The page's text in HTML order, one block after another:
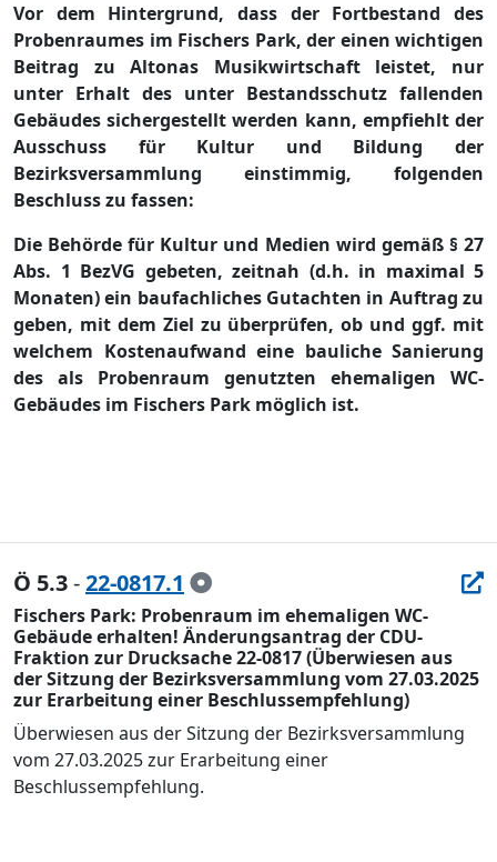
Vor dem Hintergrund, dass der Fortbestand des
Probenraumes im Fischers Park, der einen wichtigen
Beitrag zu Altonas Musikwirtschaft leistet, nur
unter Erhalt des unter Bestandsschutz fallenden
Gebäudes sichergestellt werden kann, empfiehlt der
Ausschuss für Kultur und Bildung der
Bezirksversammlung einstimmig, folgenden
Beschluss zu fassen:
Die Behörde für Kultur und Medien wird gemäß§ 27
Abs. 1 BezVG gebeten, zeitnah (d.h. in maximal 5
Monaten) ein baufachliches Gutachten in Auftrag zu
geben, mit dem Ziel zu überprüfen, ob und ggf. mit
welchem Kostenaufwand eine bauliche Sanierung
des als Probenraum genutzten ehemaligen WC-
Gebäudes im Fischers Park möglich ist.
Ö 5.3-22-0817.1
Fischers Park: Probenraum im ehemaligen WC-
Gebäude erhalten! Änderungsantrag der CDU-
Fraktion zur Drucksache 22-0817 (Überwiesen aus
der Sitzung der Bezirksversammlung vom 27.03.2025
zur Erarbeitung einer Beschlussempfehlung)
Überwiesen aus der Sitzung der Bezirksversammlung
vom 27.03.2025 zur Erarbeitung einer
Beschlussempfehlung.